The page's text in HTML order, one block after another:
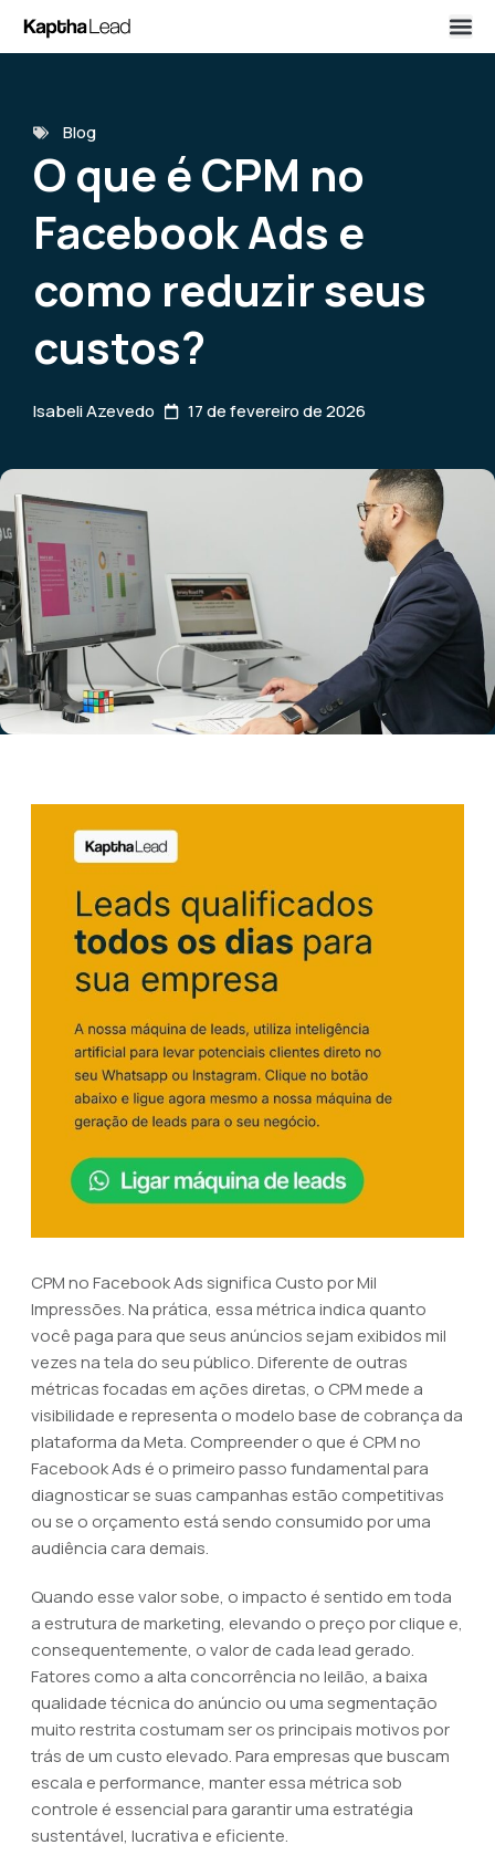
Blog
O que é CPM no
Facebook Ads e
como reduzir seus
custos?
Isabeli Azevedo 17 de fevereiro de 2026
CPM no Facebook Ads significa Custo por Mil
Impressões. Na prática, essa métrica indica quanto
você paga para que seus anúncios sejam exibidos mil
vezes na tela do seu público. Diferente de outras
métricas focadas em ações diretas, o CPM mede a
visibilidade e representa o modelo base de cobrança da
plataforma da Meta. Compreender o que é CPM no
Facebook Ads é o primeiro passo fundamental para
diagnosticar se suas campanhas estão competitivas
ou se o orçamento está sendo consumido por uma
audiência cara demais.
Quando esse valor sobe, o impacto é sentido em toda
a estrutura de marketing, elevando o preço por clique e,
consequentemente, o valor de cada lead gerado.
Fatores como a alta concorrência no leilão, a baixa
qualidade técnica do anúncio ou uma segmentação
muito restrita costumam ser os principais motivos por
trás de um custo elevado. Para empresas que buscam
escala e performance, manter essa métrica sob
controle é essencial para garantir uma estratégia
sustentável, lucrativa e eficiente.